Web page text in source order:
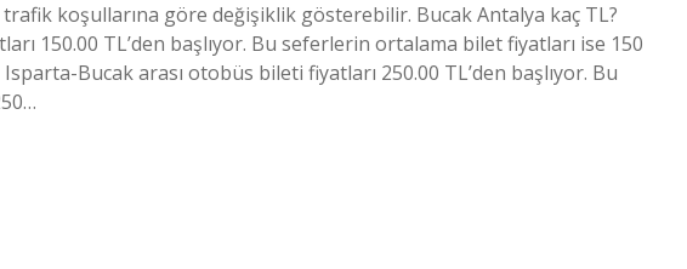
koşullarına göre değişiklik gösterebilir. Bucak Antalya kaç TL?
150.00 TL’den başlıyor. Bu seferlerin ortalama bilet fiyatları ise 150
Bucak arası otobüs bileti fiyatları 250.00 TL’den başlıyor. Bu